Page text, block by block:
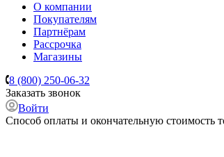
О компании
Покупателям
Партнёрам
Рассрочка
Магазины
8 (800) 250-06-32
Заказать звонок
Войти
Способ оплаты и окончательную стоимость